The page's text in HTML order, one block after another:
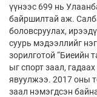
үүнээс 699 нь
байршилтай аж.
боловсруулах,
суурь мэдээллийг
зорилготой “Биеийн
ыг спорт заал,
явуулжээ. 2017 оны
заал нэмэгдсэн